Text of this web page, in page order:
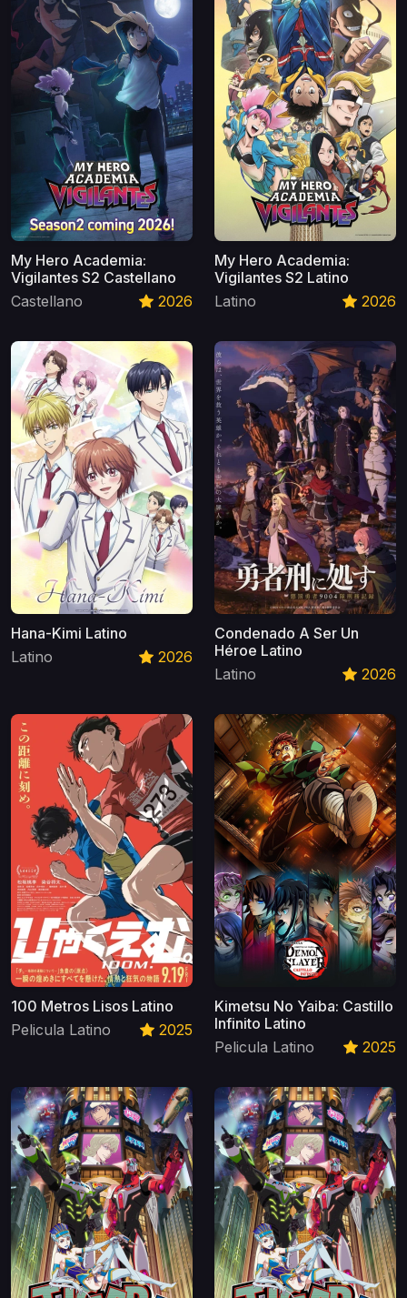
My Hero Academia:
Vigilantes S2 Castellano
Castellano
2026
My Hero Academia:
Vigilantes S2 Latino
Latino
2026
Hana-Kimi Latino
Latino
2026
Condenado A Ser Un
Héroe Latino
Latino
2026
100 Metros Lisos Latino
Pelicula Latino
2025
Kimetsu No Yaiba: Castillo
Infinito Latino
Pelicula Latino
2025